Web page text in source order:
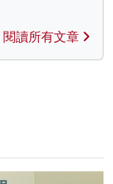
閱讀所有文章